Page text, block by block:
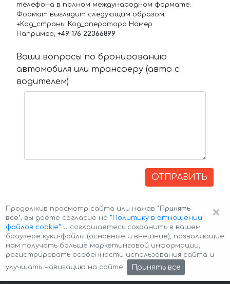
телефона в полном международном формате.
Формат выглядит следующим образом:
+Код_страны Код_оператора Номер
Например, +49 176 22366899
Ваши вопросы по бронированию
автомобиля или трансферу (авто с
водителем)
ОТПРАВИТЬ
Авторские права © 2026 Авто-Аренда Cookie Policy
×
Продолжив просмотр сайта или нажав "Принять
все", вы даёте согласие на ”Политику в отношении
файлов cookie” и соглашаетесь сохранить в вашем
браузере куки-файлы (основные и внешние), позволяющие
нам получать больше маркетинговой информации,
регистрировать особенности использования сайта и
улучшать навигацию на сайте.
Принять все